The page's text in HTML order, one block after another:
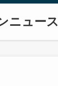
ニュース